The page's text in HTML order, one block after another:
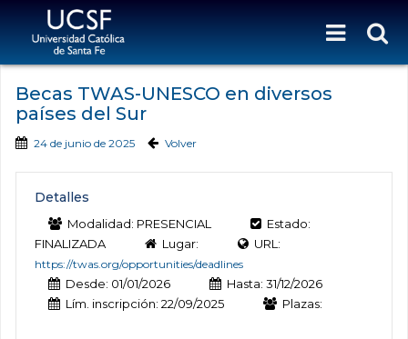
Becas TWAS-UNESCO en diversos
países del Sur
24 de junio de 2025 Volver
Detalles
Modalidad: PRESENCIAL
Estado:
FINALIZADA
Lugar: URL:
https://twas.org/opportunities/deadlines
Desde: 01/01/2026
Hasta: 31/12/2026
Lím. inscripción: 22/09/2025
Plazas: